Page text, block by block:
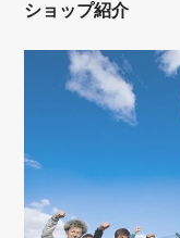
ショップ紹介